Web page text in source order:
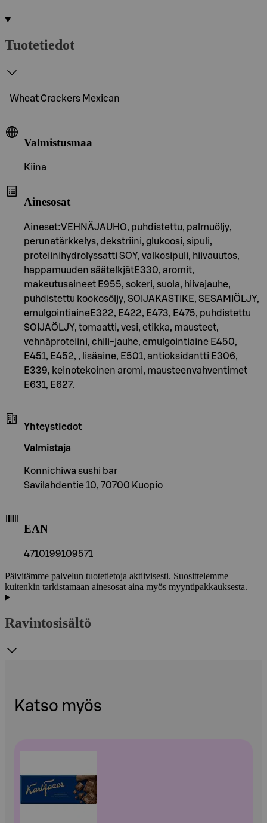
Tuotetiedot
Wheat Crackers Mexican
Valmistusmaa
Kiina
Ainesosat
Aineset:VEHNÄJAUHO, puhdistettu, palmuöljy,
perunatärkkelys, dekstriini, glukoosi, sipuli,
proteiinihydrolyssatti SOY, valkosipuli, hiivauutos,
happamuuden säätelkjätE330, aromit,
makeutusaineet E955, sokeri, suola, hiivajauhe,
puhdistettu kookosöljy, SOIJAKASTIKE, SESAMIÖLJY,
emulgointiaineE322, E422, E473, E475, puhdistettu
SOIJAÖLJY, tomaatti, vesi, etikka, mausteet,
vehnäproteiini, chili-jauhe, emulgointiaine E450,
E451, E452, , lisäaine, E501, antioksidantti E306,
E339, keinotekoinen aromi, mausteenvahventimet
E631, E627.
Yhteystiedot
Valmistaja
Konnichiwa sushi bar
Savilahdentie 10, 70700 Kuopio
EAN
4710199109571
Päivitämme palvelun tuotetietoja aktiivisesti. Suosittelemme
kuitenkin tarkistamaan ainesosat aina myös myyntipakkauksesta.
Ravintosisältö
Katso myös